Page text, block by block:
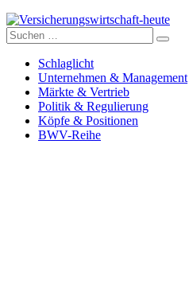
Versicherungswirtschaft-heute
Suche
nach:
Schlaglicht
Unternehmen & Management
Märkte & Vertrieb
Politik & Regulierung
Köpfe & Positionen
BWV-Reihe